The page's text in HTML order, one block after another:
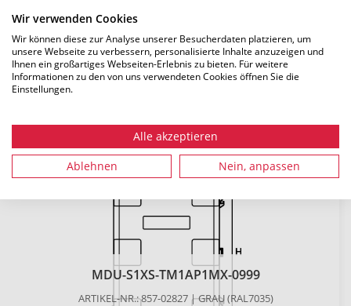
Wir verwenden Cookies
Wir können diese zur Analyse unserer Besucherdaten platzieren, um
unsere Webseite zu verbessern, personalisierte Inhalte anzuzeigen und
Ihnen ein großartiges Webseiten-Erlebnis zu bieten. Für weitere
Informationen zu den von uns verwendeten Cookies öffnen Sie die
Einstellungen.
Alle akzeptieren
Ablehnen Nein, anpassen
Es konnten5Produkte zu Ihren Suchkriterien gefunden
werden.
MDU-S1XS-TM1AP1MX-0999
ARTIKEL-NR.: 857-02827 | GRAU (RAL7035)